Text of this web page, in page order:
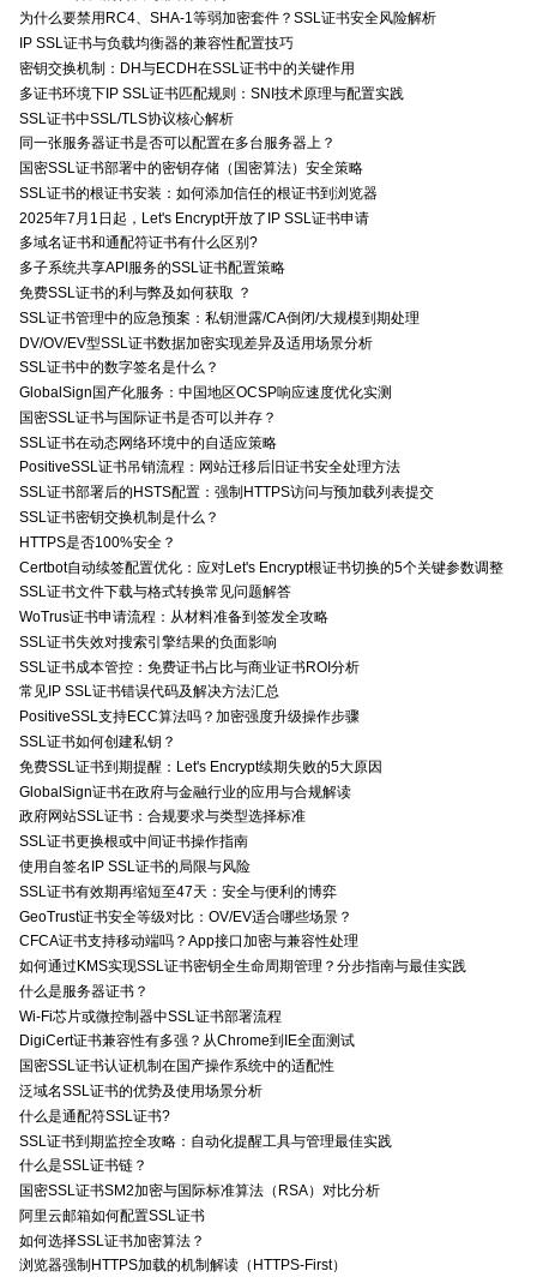
为什么要禁用RC4、SHA-1等弱加密套件？SSL证书安全风险解析
IP SSL证书与负载均衡器的兼容性配置技巧
密钥交换机制：DH与ECDH在SSL证书中的关键作用
多证书环境下IP SSL证书匹配规则：SNI技术原理与配置实践
SSL证书中SSL/TLS协议核心解析
同一张服务器证书是否可以配置在多台服务器上？
国密SSL证书部署中的密钥存储（国密算法）安全策略
SSL证书的根证书安装：如何添加信任的根证书到浏览器
2025年7月1日起，Let's Encrypt开放了IP SSL证书申请
多域名证书和通配符证书有什么区别?
多子系统共享API服务的SSL证书配置策略
免费SSL证书的利与弊及如何获取 ？
SSL证书管理中的应急预案：私钥泄露/CA倒闭/大规模到期处理
DV/OV/EV型SSL证书数据加密实现差异及适用场景分析
SSL证书中的数字签名是什么？
GlobalSign国产化服务：中国地区OCSP响应速度优化实测
国密SSL证书与国际证书是否可以并存？
SSL证书在动态网络环境中的自适应策略
PositiveSSL证书吊销流程：网站迁移后旧证书安全处理方法
SSL证书部署后的HSTS配置：强制HTTPS访问与预加载列表提交
SSL证书密钥交换机制是什么？
HTTPS是否100%安全？
Certbot自动续签配置优化：应对Let's Encrypt根证书切换的5个关键参数调整
SSL证书文件下载与格式转换常见问题解答
WoTrus证书申请流程：从材料准备到签发全攻略
SSL证书失效对搜索引擎结果的负面影响
SSL证书成本管控：免费证书占比与商业证书ROI分析
常见IP SSL证书错误代码及解决方法汇总
PositiveSSL支持ECC算法吗？加密强度升级操作步骤
SSL证书如何创建私钥？
免费SSL证书到期提醒：Let's Encrypt续期失败的5大原因
GlobalSign证书在政府与金融行业的应用与合规解读
政府网站SSL证书：合规要求与类型选择标准
SSL证书更换根或中间证书操作指南
使用自签名IP SSL证书的局限与风险
SSL证书有效期再缩短至47天：安全与便利的博弈
GeoTrust证书安全等级对比：OV/EV适合哪些场景？
CFCA证书支持移动端吗？App接口加密与兼容性处理
如何通过KMS实现SSL证书密钥全生命周期管理？分步指南与最佳实践
什么是服务器证书？
Wi-Fi芯片或微控制器中SSL证书部署流程
DigiCert证书兼容性有多强？从Chrome到IE全面测试
国密SSL证书认证机制在国产操作系统中的适配性
泛域名SSL证书的优势及使用场景分析
什么是通配符SSL证书?
SSL证书到期监控全攻略：自动化提醒工具与管理最佳实践
什么是SSL证书链？
国密SSL证书SM2加密与国际标准算法（RSA）对比分析
阿里云邮箱如何配置SSL证书
如何选择SSL证书加密算法？
浏览器强制HTTPS加载的机制解读（HTTPS-First）